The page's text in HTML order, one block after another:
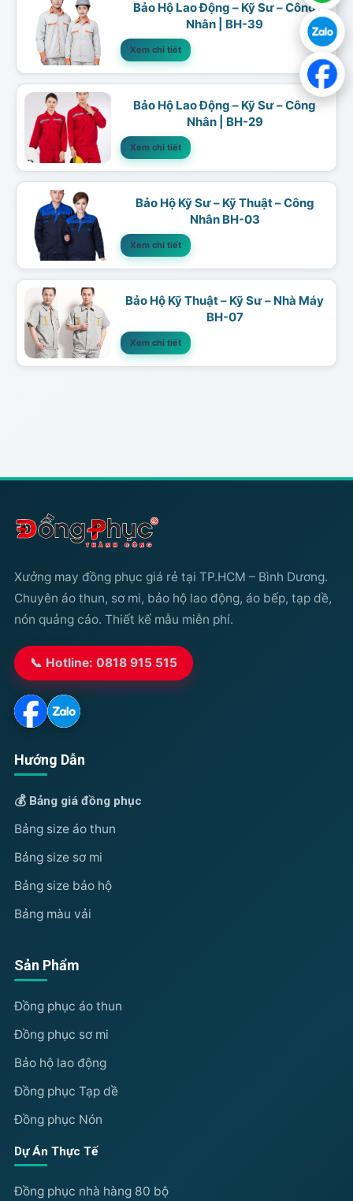
Bảo Hộ Lao Động – Kỹ Sư – Công
Nhân | BH-39
Xem chi tiết
Bảo Hộ Lao Động – Kỹ Sư – Công
Nhân | BH-29
Xem chi tiết
Bảo Hộ Kỹ Sư – Kỹ Thuật – Công
Nhân BH-03
Xem chi tiết
Bảo Hộ Kỹ Thuật – Kỹ Sư – Nhà Máy
BH-07
Xem chi tiết
Xưởng may đồng phục giá rẻ tại TP.HCM – Bình Dương.
Chuyên áo thun, sơ mi, bảo hộ lao động, áo bếp, tạp dề,
nón quảng cáo. Thiết kế mẫu miễn phí.
📞 Hotline: 0818 915 515
Hướng Dẫn
💰 Bảng giá đồng phục
Bảng size áo thun
Bảng size sơ mi
Bảng size bảo hộ
Bảng màu vải
Sản Phẩm
Đồng phục áo thun
Đồng phục sơ mi
Bảo hộ lao động
Đồng phục Tạp dề
Đồng phục Nón
Dự Án Thực Tế
Đồng phục nhà hàng 80 bộ